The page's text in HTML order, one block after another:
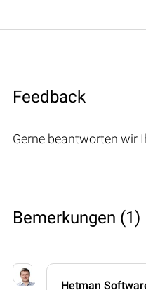
Feedback
Gerne beantworten wir
Bemerkungen (1)
Hetman